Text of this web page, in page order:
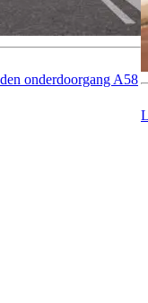
onderdoorgang A58